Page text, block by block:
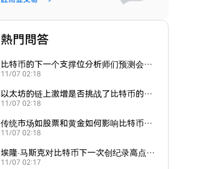
熱門問答
比特币的下一个支撑位分析师们预测会在
哪里？
11/07 02:18
以太坊的链上激增是否挑战了比特币的主
导地位？
11/07 02:18
传统市场如股票和黄金如何影响比特币的
走势？
11/07 02:18
埃隆·马斯克对比特币下一次创纪录高点的
预测是什么？
11/07 02:17